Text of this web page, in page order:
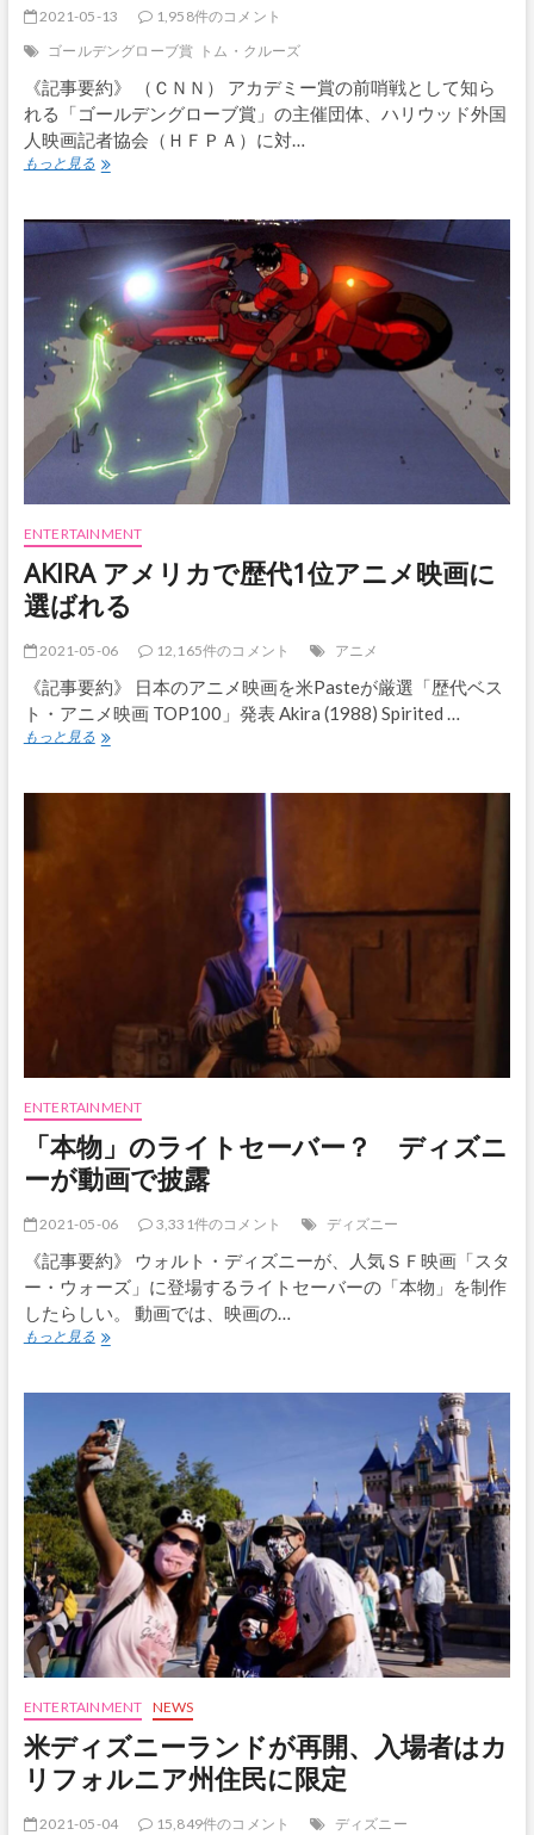
2021-05-13
1,958件のコメント
ゴールデングローブ賞 トム・クルーズ
《記事要約》 （ＣＮＮ） アカデミー賞の前哨戦として知ら
れる「ゴールデングローブ賞」の主催団体、ハリウッド外国
人映画記者協会（ＨＦＰＡ）に対…
もっと見るト
ル
ー
ズ、
去
の
ゴ
ー
ル
デ
ン
グ
ロ
ー
ブ
賞
を
返
上
催
団
体
へ
の
ENTERTAINMENT
AKIRA アメリカで歴代1位アニメ映画に
選ばれる
2021-05-06 12,165件のコメント アニメ
《記事要約》 日本のアニメ映画を米Pasteが厳選「歴代ベス
ト・アニメ映画 TOP100」発表 Akira (1988) Spirited …
もっと見るAKIRA
リ
選
ば
れ
る
ENTERTAINMENT
「本物」のライトセーバー？ ディズニ
ーが動画で披露
2021-05-06 3,331件のコメント ディズニー
《記事要約》 ウォルト・ディズニーが、人気ＳＦ映画「スタ
ー・ウォーズ」に登場するライトセーバーの「本物」を制作
したらしい。 動画では、映画の…
もっと見る「本
イ
ト
セ
ー
バ
ー？
デ
ィ
ズ
ニ
ー
が
動
画
で
披
露
ENTERTAINMENT NEWS
米ディズニーランドが再開、入場者はカ
リフォルニア州住民に限定
2021-05-04 15,849件のコメント ディズニー